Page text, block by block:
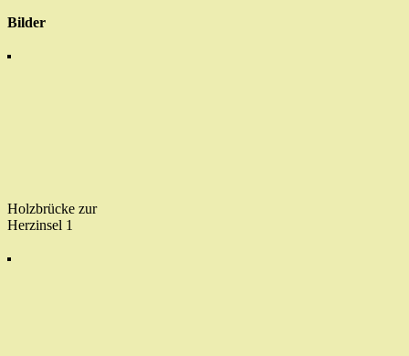
Bilder
Holzbrücke zur
Herzinsel 1